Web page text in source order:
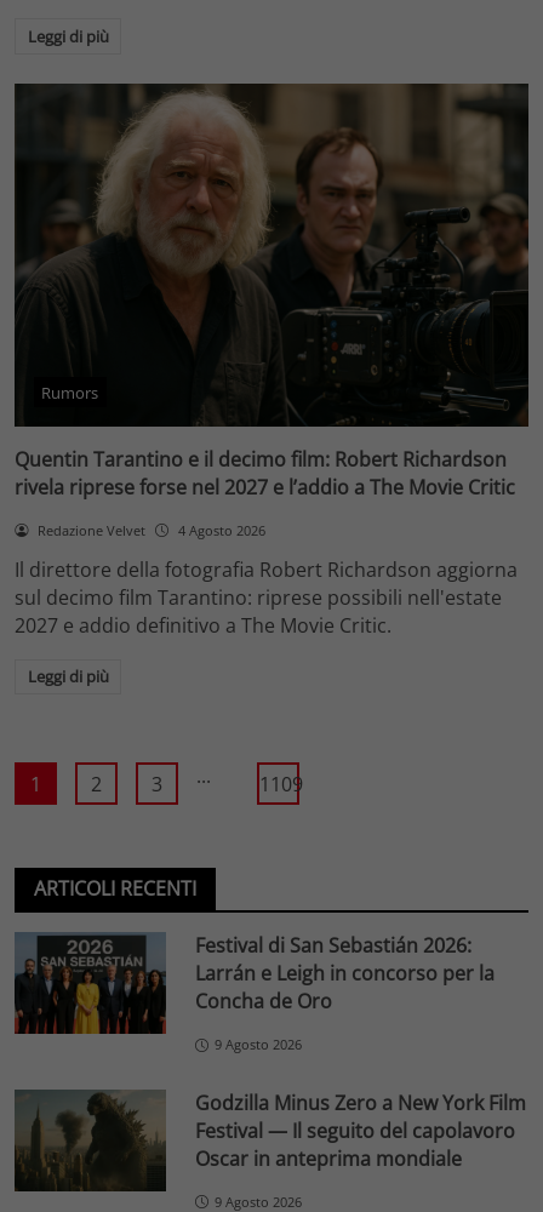
Leggi di più
Rumors
Quentin Tarantino e il decimo film: Robert Richardson
rivela riprese forse nel 2027 e l’addio a The Movie Critic
Redazione Velvet 4 Agosto 2026
Il direttore della fotografia Robert Richardson aggiorna
sul decimo film Tarantino: riprese possibili nell'estate
2027 e addio definitivo a The Movie Critic.
Leggi di più
1 2 3 ... 1109
ARTICOLI RECENTI
Festival di San Sebastián 2026:
Larrán e Leigh in concorso per la
Concha de Oro
9 Agosto 2026
Godzilla Minus Zero a New York Film
Festival — Il seguito del capolavoro
Oscar in anteprima mondiale
9 Agosto 2026